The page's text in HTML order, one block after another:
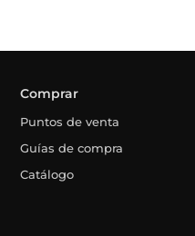
Comprar
Puntos de venta
Guías de compra
Catálogo